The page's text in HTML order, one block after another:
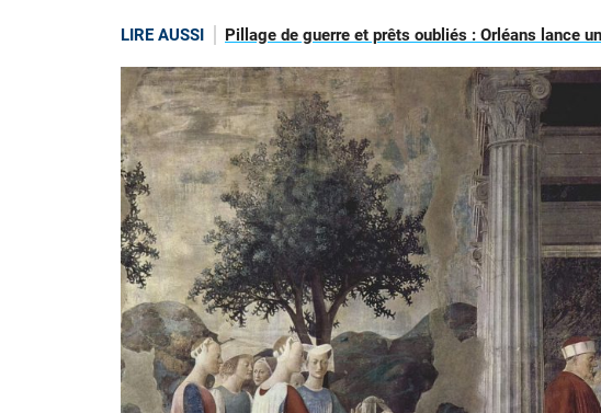
LIRE AUSSI Pillage de guerre et prêts oubliés : Orléans lance